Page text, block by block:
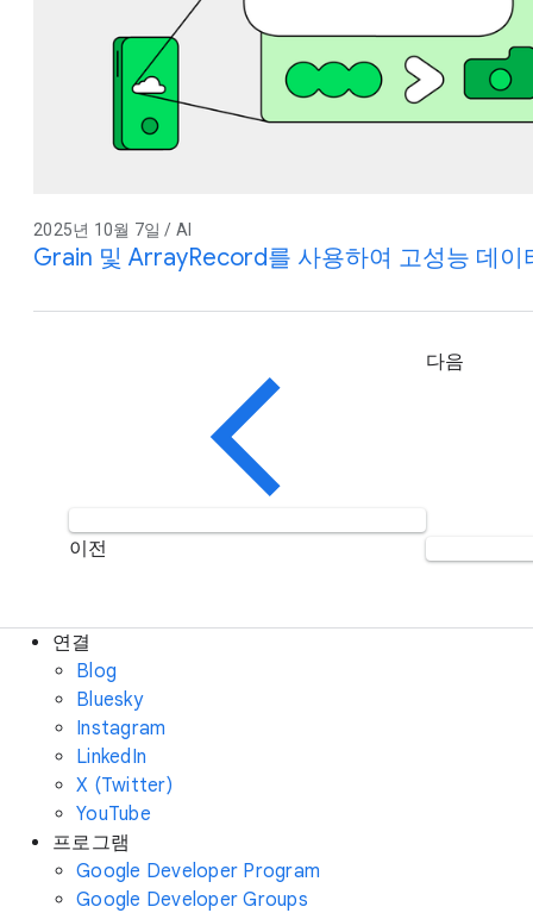
2025년 10월 7일 / AI
Grain 및 ArrayRecord를 사용하여 고성능 데이
이전
다음
연결
Blog
Bluesky
Instagram
LinkedIn
X (Twitter)
YouTube
프로그램
Google Developer Program
Google Developer Groups